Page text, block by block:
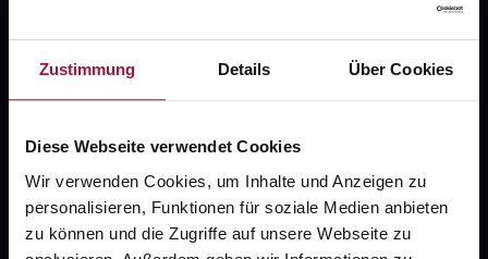
Zustimmung Details Über Cookies
Diese Webseite verwendet Cookies
Wir verwenden Cookies, um Inhalte und Anzeigen zu
personalisieren, Funktionen für soziale Medien anbieten
zu können und die Zugriffe auf unsere Webseite zu
Datenschutz
AGB
Impressum